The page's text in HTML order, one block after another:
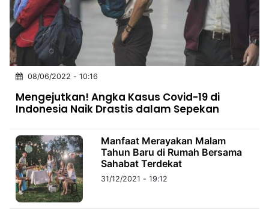
INDONESIA
Partner
NTB
Time
IDN
Jogja
Rakyat
News
Notice
Baru
Follow
Kabarbaru
08/06/2022 - 10:16
Mengejutkan! Angka Kasus Covid-19 di
Indonesia Naik Drastis dalam Sepekan
Manfaat Merayakan Malam
Tahun Baru di Rumah Bersama
Sahabat Terdekat
31/12/2021 - 19:12